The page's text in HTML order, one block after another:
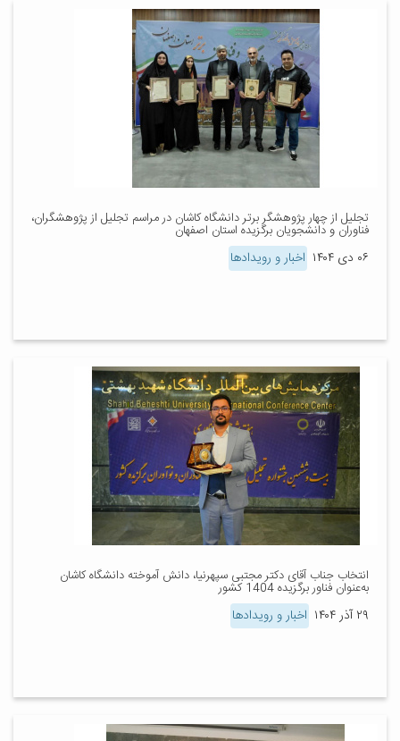
تجلیل از چهار پژوهشگر برتر دانشگاه کاشان در مراسم تجلیل از پژوهشگران،
فناوران و دانشجویان برگزیده استان اصفهان
۰۶ دی ۱۴۰۴ اخبار و رویدادها
انتخاب جناب آقای دکتر مجتبی سپهرنیا، دانش آموخته دانشگاه کاشان
به‌عنوان فناور برگزیده 1404 کشور
۲۹ آذر ۱۴۰۴ اخبار و رویدادها